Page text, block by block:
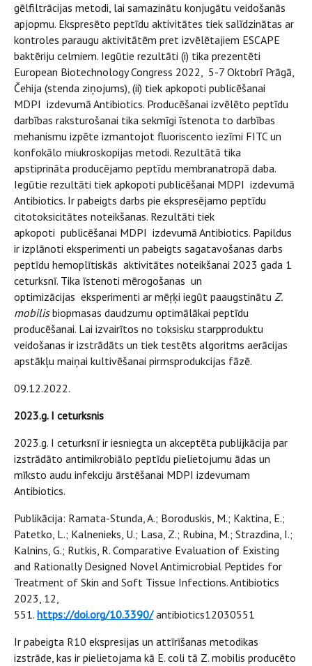
gēlfiltrācijas metodi, lai samazinātu konjugātu veidošanās
apjopmu. Ekspresēto peptīdu aktivitātes tiek salīdzinātas ar
kontroles paraugu aktivitātēm pret izvēlētajiem ESCAPE
baktēriju celmiem. Iegūtie rezultāti (i) tika prezentēti
European Biotechnology Congress 2022, 5-7 Oktobrī Prāgā,
Čehija (stenda ziņojums), (ii) tiek apkopoti publicēšanai
MDPI izdevumā Antibiotics. Producēšanai izvēlēto peptīdu
darbības raksturošanai tika sekmīgi īstenota to darbības
mehanismu izpēte izmantojot fluoriscento iezīmi FITC un
konfokālo miukroskopijas metodi. Rezultātā tika
apstiprināta producējamo peptīdu membranatropā daba.
Iegūtie rezultāti tiek apkopoti publicēšanai MDPI izdevumā
Antibiotics. Ir pabeigts darbs pie ekspresējamo peptīdu
citotoksicitātes noteikšanas. Rezultāti tiek
apkopoti publicēšanai MDPI izdevumā Antibiotics. Papildus
ir izplānoti eksperimenti un pabeigts sagatavošanas darbs
peptīdu hemoplītiskās aktivitātes noteikšanai 2023 gada 1
ceturksnī. Tika īstenoti mērogošanas un
optimizācijas eksperimenti ar mēŗķi iegūt paaugstinātu Z.
mobilisbiopmasas daudzumu optimālākai peptīdu
producēšanai. Lai izvairītos no toksisku starpproduktu
veidošanas ir izstrādāts un tiek testēts algoritms aerācijas
apstākļu maiņai kultivēšanai pirmsprodukcijas fāzē.
09.12.2022.
2023.g. I ceturksnis
2023.g. I ceturksnī ir iesniegta un akceptēta publijkācija par
izstrādāto antimikrobiālo peptīdu pielietojumu ādas un
mīksto audu infekciju ārstēšanai MDPI izdevumam
Antibiotics.
Publikācija: Ramata-Stunda, A.; Boroduskis, M.; Kaktina, E.;
Patetko, L.; Kalnenieks, U.; Lasa, Z.; Rubina, M.; Strazdina, I.;
Kalnins, G.; Rutkis, R. Comparative Evaluation of Existing
and Rationally Designed Novel Antimicrobial Peptides for
Treatment of Skin and Soft Tissue Infections. Antibiotics
2023, 12,
551. https://doi.org/10.3390/antibiotics12030551
Ir pabeigta R10 ekspresijas un attīrīšanas metodikas
izstrāde, kas ir pielietojama kā E. coli tā Z. mobilis producēto